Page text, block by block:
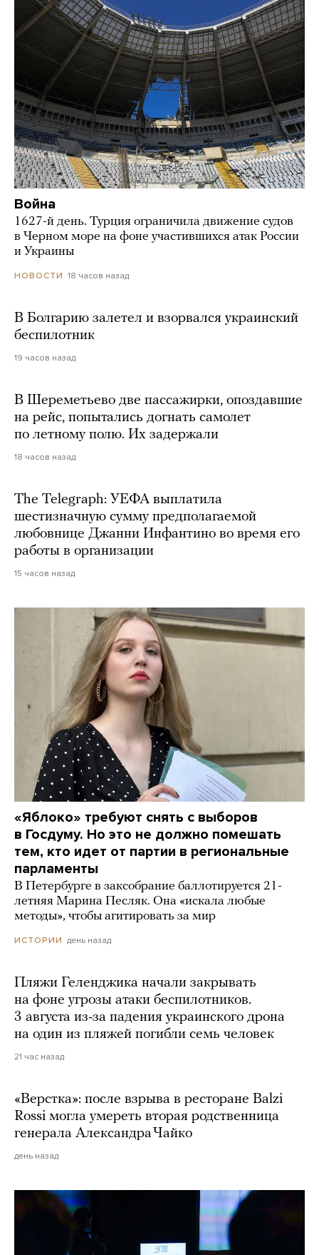
Война
1627-й день. Турция ограничила движение судов
в Черном море на фоне участившихся атак России
и Украины
НОВОСТИ 18 часов назад
В Болгарию залетел и взорвался украинский
беспилотник
19 часов назад
В Шереметьево две пассажирки, опоздавшие
на рейс, попытались догнать самолет
по летному полю. Их задержали
18 часов назад
The Telegraph: УЕФА выплатила
шестизначную сумму предполагаемой
любовнице Джанни Инфантино во время его
работы в организации
15 часов назад
«Яблоко» требуют снять с выборов
в Госдуму. Но это не должно помешать
тем, кто идет от партии в региональные
парламенты
В Петербурге в заксобрание баллотируется 21-
летняя Марина Песляк. Она «искала любые
методы», чтобы агитировать за мир
ИСТОРИИ день назад
Пляжи Геленджика начали закрывать
на фоне угрозы атаки беспилотников.
3 августа из-за падения украинского дрона
на один из пляжей погибли семь человек
21 час назад
«Верстка»: после взрыва в ресторане Balzi
Rossi могла умереть вторая родственница
генерала Александра Чайко
день назад